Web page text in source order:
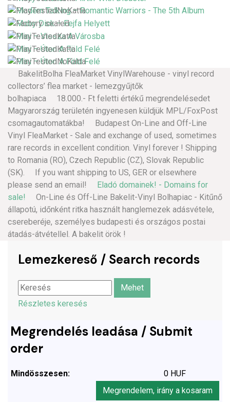
BakelitBolha FleaMarket VinylWarehouse - vinyl record
collectors’ flea market - lemezgyűjtők
bolhapiaca 18.000.- Ft feletti értékű megrendelésedet
Magyarország területén ingyenesen küldjük MPL/FoxPost
csomagautomatákba! Budapest On-Line and Off-Line
Vinyl FleaMarket - Sale and exchange of used, sometimes
rare records in excellent condition. Vinyl forever ! Shipping
to Romania (RO), Czech Republic (CZ), Slovak Republic
(SK). If you want shipping to US, GER or elsewhere
please send an email!
Eladó domainek! - Domains for
sale!
On-Line és Off-Line Bakelit-Vinyl Bolhapiac - Kitűnő
állapotú, időnként ritka használt hanglemezek adásvétele,
csereberéje, személyes budapesti és országos postai
átadás-átvétellel. A bakelit örök !
Lemezkereső / Search records
Részletes keresés
Megrendelés leadása / Submit
order
Mindösszesen:
0 HUF
Megrendelem, irány a kosaram